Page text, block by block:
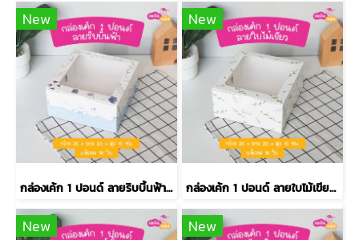
New
กล่องเค้ก 1 ปอนด์ ลายริบบิ้นฟ้า รุ่น EASY
New
กล่องเค้ก 1 ปอนด์ ลายใบไม้เขียว รุ่น EASY
New New